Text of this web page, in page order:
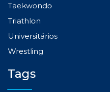
Taekwondo
Triathlon
Universitários
Wrestling
Tags